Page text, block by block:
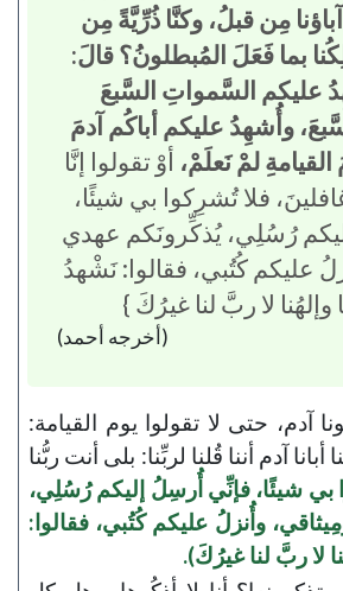
مِن قبلُ، وكنَّا ذُرِّيَّةً مِن
بما فَعَلَ المُبطلونُ؟ قالَ:
عليكم السَّمواتِ السَّبعَ
وأُشهِدُ عليكم أباكُم آدمَ
لمْ نَعلَمْ، أوْ تقولوا إنَّا
فلا تُشرِكوا بي شيئًا،
رُسُلِي، يُذكِّرونَكم عهدي
عليكم كُتُبي، فقالوا: نَشْهدُ
وإلهُنا لا ربَّ لنا غيرُكَ }
(أخرجه أحمد)
آدم، حتى لا تقولوا يوم القيامة:
آدم أننا قُلنا لربِّنا: بلى أنت ربُّنا
بي شيئًا، فإنِّي أُرسِلُ إليكم رُسُلِي،
وأُنزلُ عليكم كُتُبي، فقالوا:
لا ربَّ لنا غيرُكَ).